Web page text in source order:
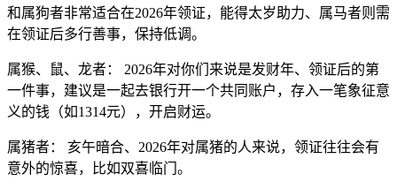
和属狗者非常适合在2026年领证，能得太岁助力、属马者则需
在领证后多行善事，保持低调。
属猴、鼠、龙者： 2026年对你们来说是发财年、领证后的第
一件事，建议是一起去银行开一个共同账户，存入一笔象征意
义的钱（如1314元），开启财运。
属猪者： 亥午暗合、2026年对属猪的人来说，领证往往会有
意外的惊喜，比如双喜临门。